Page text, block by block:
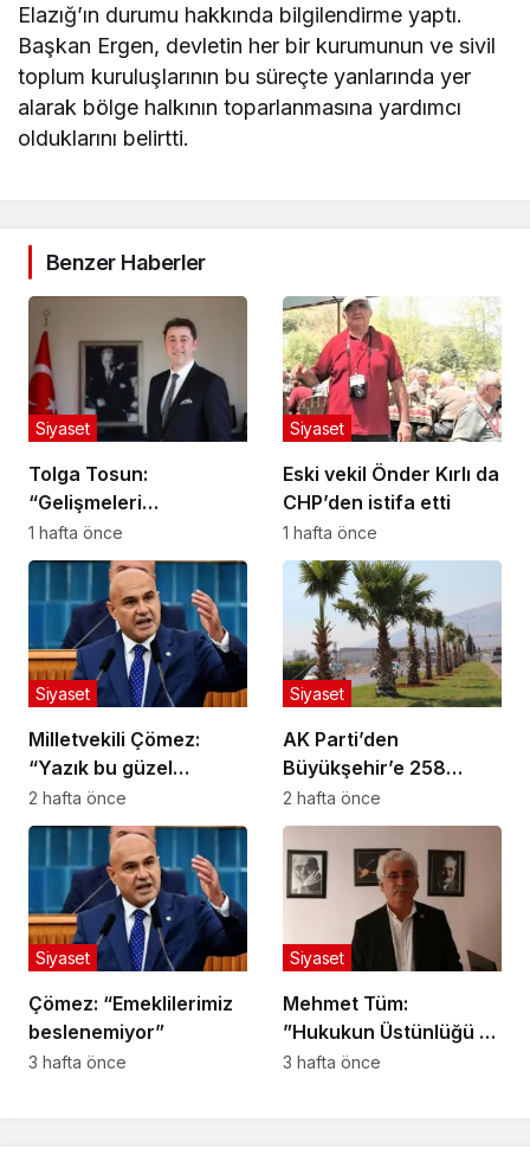
Elazığ’ın durumu hakkında bilgilendirme yaptı.
Başkan Ergen, devletin her bir kurumunun ve sivil
toplum kuruluşlarının bu süreçte yanlarında yer
alarak bölge halkının toparlanmasına yardımcı
olduklarını belirtti.
Benzer Haberler
Tolga Tosun:
“Gelişmeleri
değerlendiriyorum”
Siyaset
1 hafta önce
Eski vekil Önder Kırlı da
CHP’den istifa etti
Siyaset
1 hafta önce
Milletvekili Çömez:
“Yazık bu güzel
yavrulara!”
Siyaset
2 hafta önce
AK Parti’den
Büyükşehir’e 258
Milyon Liralık Peyzaj
Harcaması Soruları
Siyaset
2 hafta önce
Çömez: “Emeklilerimiz
beslenemiyor”
Siyaset
3 hafta önce
Mehmet Tüm:
”Hukukun Üstünlüğü ve
Adil Yargılanma İlkesi
Siyaset
3 hafta önce